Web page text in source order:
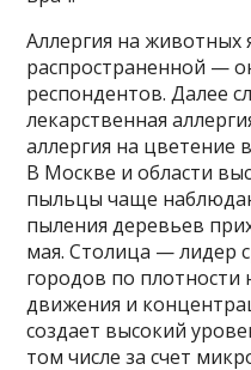
Аллергия на животных
распространенной —
респондентов. Далее
лекарственная
аллергия на цветение
В Москве и области
пыльцы чаще
пыления деревьев
мая. Столица — лидер
городов по плотности
движения и
создает высокий
том числе за счет